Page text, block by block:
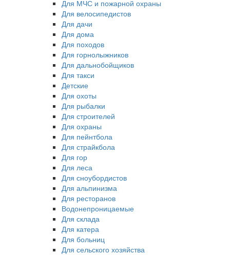
Для МЧС и пожарной охраны
Для велосипедистов
Для дачи
Для дома
Для походов
Для горнолыжников
Для дальнобойщиков
Для такси
Детские
Для охоты
Для рыбалки
Для строителей
Для охраны
Для пейнтбола
Для страйкбола
Для гор
Для леса
Для сноубордистов
Для альпинизма
Для ресторанов
Водонепроницаемые
Для склада
Для катера
Для больниц
Для сельского хозяйства